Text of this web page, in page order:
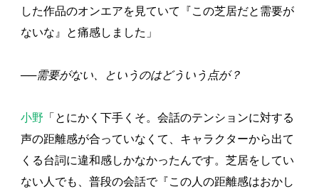
した作品のオンエアを見ていて『この芝居だと需要が
ないな』と痛感しました」
──需要がない、というのはどういう点が？
小野 「とにかく下手くそ。会話のテンションに対する
声の距離感が合っていなくて、キャラクターから出て
くる台詞に違和感しかなかったんです。芝居をしてい
ない人でも、普段の会話で『この人の距離感はおかし